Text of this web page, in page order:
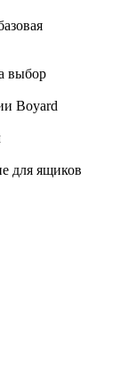
выбор
Boyard
для ящиков